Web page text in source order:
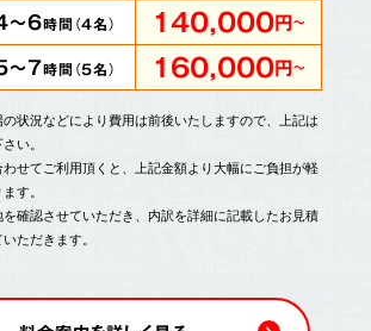
～6時間（4名） 140,000円～
～7時間（5名） 160,000円～
状況などにより費用は前後いたしますので、上記は
い。
せてご利用頂くと、上記金額より大幅にご負担が軽
す。
確認させていただき、内訳を詳細に記載したお見積
ただきます。